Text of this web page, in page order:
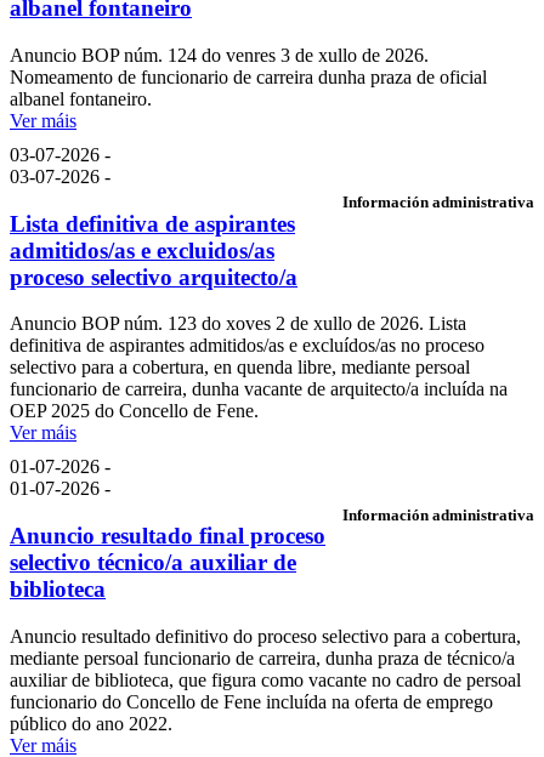
albanel fontaneiro
Anuncio BOP núm. 124 do venres 3 de xullo de 2026.
Nomeamento de funcionario de carreira dunha praza de oficial
albanel fontaneiro.
Ver máis
03-07-2026 -
03-07-2026 -
Información administrativa
Lista definitiva de aspirantes
admitidos/as e excluidos/as
proceso selectivo arquitecto/a
Anuncio BOP núm. 123 do xoves 2 de xullo de 2026. Lista
definitiva de aspirantes admitidos/as e excluídos/as no proceso
selectivo para a cobertura, en quenda libre, mediante persoal
funcionario de carreira, dunha vacante de arquitecto/a incluída na
OEP 2025 do Concello de Fene.
Ver máis
01-07-2026 -
01-07-2026 -
Información administrativa
Anuncio resultado final proceso
selectivo técnico/a auxiliar de
biblioteca
Anuncio resultado definitivo do proceso selectivo para a cobertura,
mediante persoal funcionario de carreira, dunha praza de técnico/a
auxiliar de biblioteca, que figura como vacante no cadro de persoal
funcionario do Concello de Fene incluída na oferta de emprego
público do ano 2022.
Ver máis